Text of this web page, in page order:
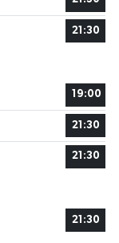
21:30
19:00
21:30
21:30
21:30